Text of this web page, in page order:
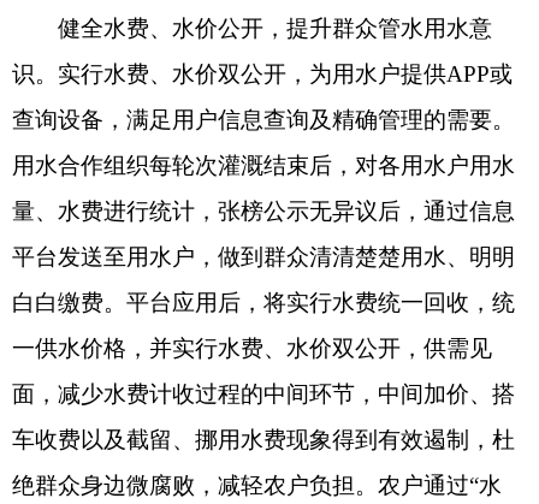
程的知情权和参与权，改善服务体验，切实享受改
落实农业水务管理，实现水量控制管理。以水
长效、可持续运行。发挥用水合作组织作用，因地
制宜确定管理模式，阿克陶县建立“水管单位+水
协”管理模式，现有水管人员采取“老人老办法”“只
出不进”，保留其原有身份、待遇，由水管人员前期
后，水管单位逐步退出，由用水合作组织自主管
理，有效培养农民的节水灌溉意识，明确水利工程